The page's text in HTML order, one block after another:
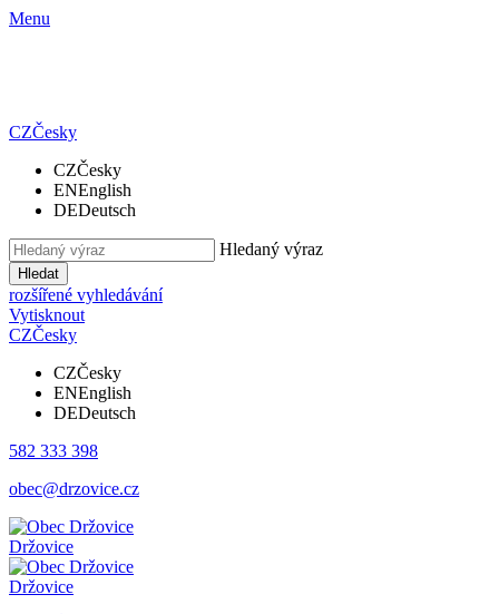
Menu
CZČesky
CZČesky
ENEnglish
DEDeutsch
Hledaný výraz
Hledat
rozšířené vyhledávání
Vytisknout
CZČesky
CZČesky
ENEnglish
DEDeutsch
582 333 398
obec@drzovice.cz
Držovice
Držovice